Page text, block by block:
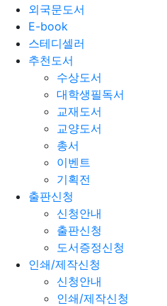
외국문도서
E-book
스테디셀러
추천도서
수상도서
대학생필독서
교재도서
교양도서
총서
이벤트
기획전
출판신청
신청안내
출판신청
도서증정신청
인쇄/제작신청
신청안내
인쇄/제작신청